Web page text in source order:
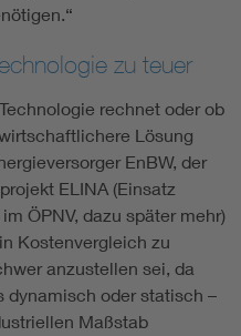
zu teuer
rechnet oder ob
Lösung
EnBW, der
ELINA (Einsatz
ÖPNV, dazu später mehr)
Kostenvergleich zu
anzustellen sei, da
dynamisch oder statisch –
Maßstab